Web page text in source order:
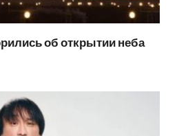
об открытии неба